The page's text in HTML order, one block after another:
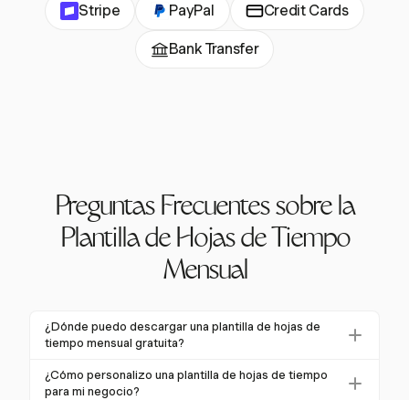
Stripe PayPal Credit Cards
Bank Transfer
Preguntas Frecuentes sobre la
Plantilla de Hojas de Tiempo
Mensual
¿Dónde puedo descargar una plantilla de hojas de
tiempo mensual gratuita?
Puedes descargar una plantilla de hojas de tiempo
mensual gratuita de Harvest, que ofrece opciones
¿Cómo personalizo una plantilla de hojas de tiempo
para mi negocio?